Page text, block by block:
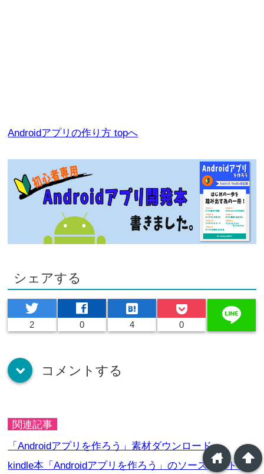
Androidアプリの作り方 topへ
シェアする
twitter
2
facebook
0
hatenabookmark
4 0 line
down コメントする
関連記事
「Androidアプリを作ろう」素材ダウンロード
kindle本「Androidアプリを作ろう」のソースコードのarrowup
home